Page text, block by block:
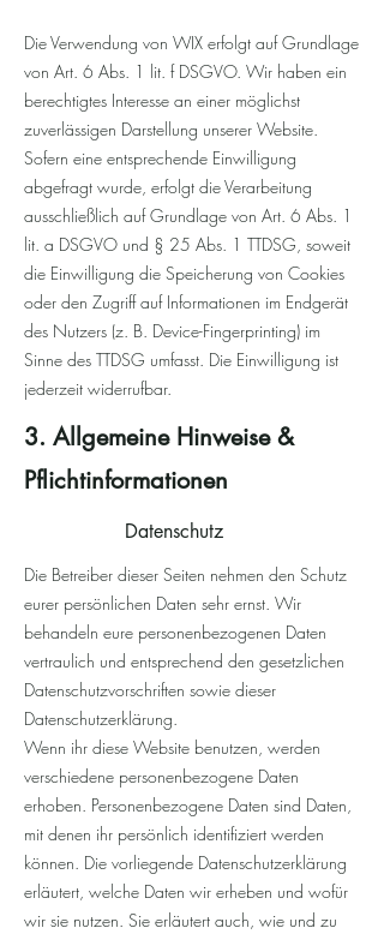
Die Verwendung von WIX erfolgt auf Grundlage
von Art. 6 Abs. 1 lit. f DSGVO. Wir haben ein
berechtigtes Interesse an einer möglichst
zuverlässigen Darstellung unserer Website.
Sofern eine entsprechende Einwilligung
abgefragt wurde, erfolgt die Verarbeitung
ausschließlich auf Grundlage von Art. 6 Abs. 1
lit. a DSGVO und § 25 Abs. 1 TTDSG, soweit
die Einwilligung die Speicherung von Cookies
oder den Zugriff auf Informationen im Endgerät
des Nutzers (z. B. Device-Fingerprinting) im
Sinne des TTDSG umfasst. Die Einwilligung ist
jederzeit widerrufbar.
3. Allgemeine Hinweise &
Pflichtinformationen
Datenschutz
Die Betreiber dieser Seiten nehmen den Schutz
eurer persönlichen Daten sehr ernst. Wir
behandeln eure personenbezogenen Daten
vertraulich und entsprechend den gesetzlichen
Datenschutzvorschriften sowie dieser
Datenschutzerklärung.
Wenn ihr diese Website benutzen, werden
verschiedene personenbezogene Daten
erhoben. Personenbezogene Daten sind Daten,
mit denen ihr persönlich identifiziert werden
können. Die vorliegende Datenschutzerklärung
erläutert, welche Daten wir erheben und wofür
wir sie nutzen. Sie erläutert auch, wie und zu